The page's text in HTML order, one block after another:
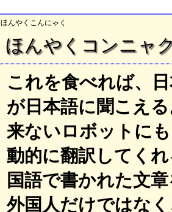
ほんやくこんにゃく
ほんやくコンニャ
これを食べれば、
が日本語に聞こえ
来ないロボットに
動的に翻訳してく
国語で書かれた文
外国人だけではな